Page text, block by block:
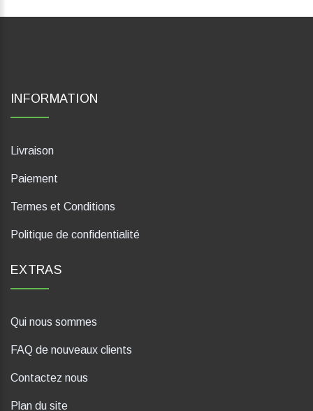
INFORMATION
Livraison
Paiement
Termes et Conditions
Politique de confidentialité
EXTRAS
Qui nous sommes
FAQ de nouveaux clients
Contactez nous
Plan du site